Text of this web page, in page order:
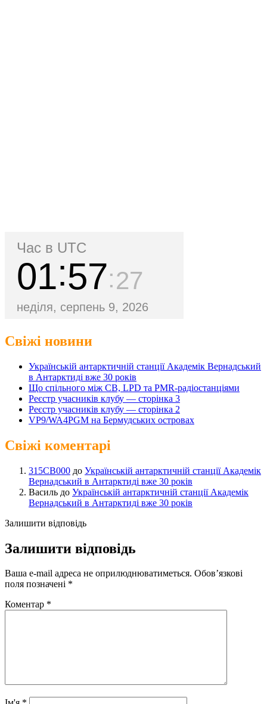
Час в UTC
01 57 27
неділя, серпень 9, 2026
Свіжі новини
Українській антарктичній станції Академік Вернадський
в Антарктиді вже 30 років
Що спільного між CB, LPD та PMR-радіостанціями
Реєстр учасників клубу — сторінка 3
Реєстр учасників клубу — сторінка 2
VP9/WA4PGM на Бермудських островах
Свіжі коментарі
315CB000 до Українській антарктичній станції Академік
Вернадський в Антарктиді вже 30 років
Василь до Українській антарктичній станції Академік
Вернадський в Антарктиді вже 30 років
Залишити відповідь
Залишити відповідь
Ваша e-mail адреса не оприлюднюватиметься. Обов’язкові
поля позначені *
Коментар *